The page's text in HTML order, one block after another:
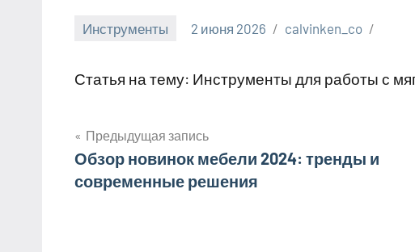
Инструменты 2 июня 2026 calvinken_co
Статья на тему: Инструменты для работы с
Навигация
по
Предыдущая запись
Обзор новинок мебели 2024: тренды и
современные решения